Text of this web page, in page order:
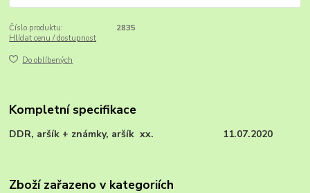
Číslo produktu:
2835
Hlídat cenu / dostupnost
Do oblíbených
Kompletní specifikace
DDR, aršík + známky, aršík xx. 11.07.2020
Zboží zařazeno v kategoriích